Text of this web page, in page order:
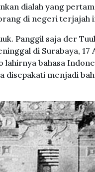
dialah yang
di negeri terjajah
Panggil saja der
di Surabaya, 17
lahirnya bahasa
disepakati menjadi